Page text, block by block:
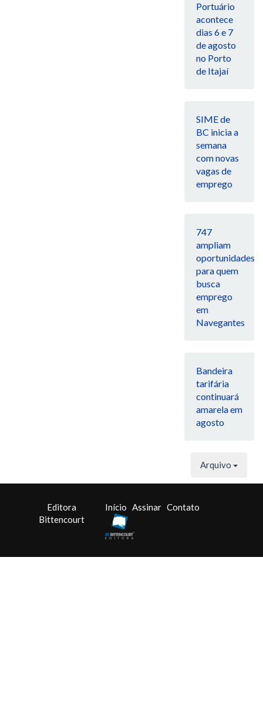
Portuário
acontece
dias 6 e 7
de agosto
no Porto
de Itajaí
SIME de
BC inicia a
semana
com novas
vagas de
emprego
747
ampliam
oportunidades
para quem
busca
emprego
em
Navegantes
Bandeira
tarifária
continuará
amarela em
agosto
Arquivo
Editora
Bittencourt
Início Assinar Contato